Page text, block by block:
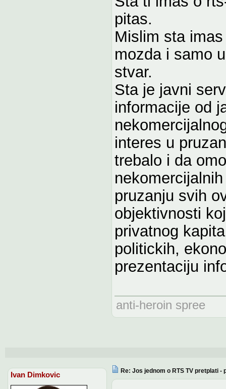
pitas.
Mislim sta
mozda i samo
stvar.
Sta je javni
informacije od
interes u
trebalo i da
pruzanju svih
objektivnosti
privatnog
politickih,
prezentaciju
anti-heroin spree
Ivan Dimkovic
Re: Jos jednom o RTS TV pretplati -